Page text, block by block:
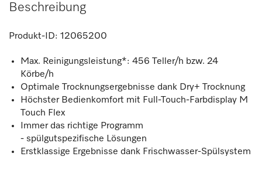
Beschreibung
Produkt-ID: 12065200
Max. Reinigungsleistung*: 456 Teller/h bzw. 24
Körbe/h
Optimale Trocknungsergebnisse dank Dry+ Trocknung
Höchster Bedienkomfort mit Full-Touch-Farbdisplay M
Touch Flex
Immer das richtige Programm
- spülgutspezifische Lösungen
Erstklassige Ergebnisse dank Frischwasser-Spülsystem